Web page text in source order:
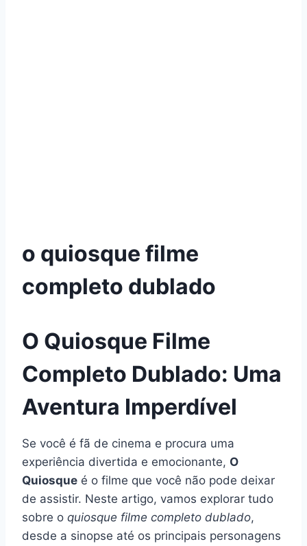
o quiosque filme
completo dublado
O Quiosque Filme
Completo Dublado: Uma
Aventura Imperdível
Se você é fã de cinema e procura uma
experiência divertida e emocionante, O
Quiosque é o filme que você não pode deixar
de assistir. Neste artigo, vamos explorar tudo
sobre o quiosque filme completo dublado,
desde a sinopse até os principais personagens